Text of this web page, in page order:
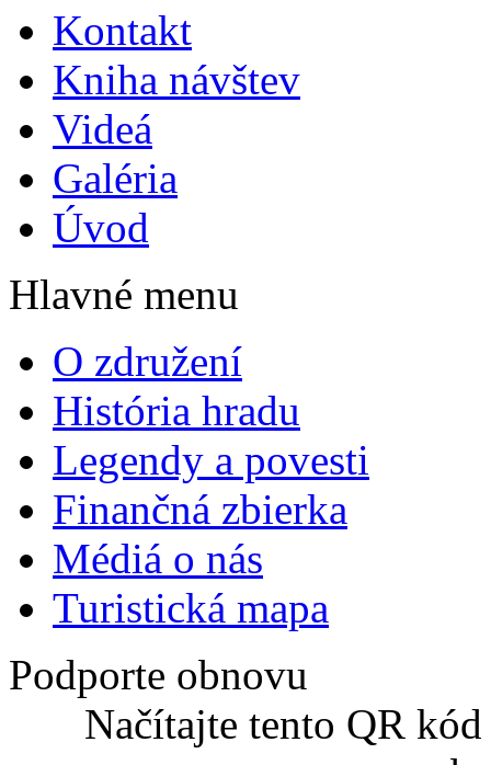
Kontakt
Kniha návštev
Videá
Galéria
Úvod
Hlavné menu
O združení
História hradu
Legendy a povesti
Finančná zbierka
Médiá o nás
Turistická mapa
Podporte obnovu
Načítajte tento QR